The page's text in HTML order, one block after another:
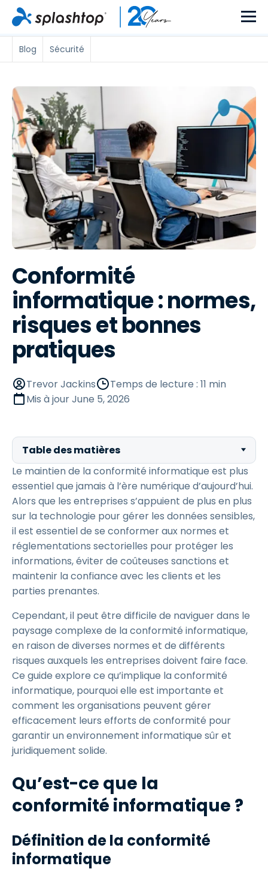
Blog Sécurité
Conformité
informatique : normes,
risques et bonnes
pratiques
Trevor Jackins
Temps de lecture : 11 min
Mis à jourJune 5, 2026
Table des matières
Le maintien de la conformité informatique est plus
essentiel que jamais à l’ère numérique d’aujourd’hui.
Alors que les entreprises s’appuient de plus en plus
sur la technologie pour gérer les données sensibles,
il est essentiel de se conformer aux normes et
réglementations sectorielles pour protéger les
informations, éviter de coûteuses sanctions et
maintenir la confiance avec les clients et les
parties prenantes.
Cependant, il peut être difficile de naviguer dans le
paysage complexe de la conformité informatique,
en raison de diverses normes et de différents
risques auxquels les entreprises doivent faire face.
Ce guide explore ce qu’implique la conformité
informatique, pourquoi elle est importante et
comment les organisations peuvent gérer
efficacement leurs efforts de conformité pour
garantir un environnement informatique sûr et
juridiquement solide.
Qu’est-ce que la
conformité informatique ?
Définition de la conformité
informatique